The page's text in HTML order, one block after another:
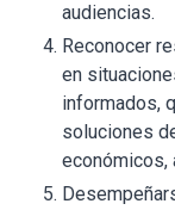
audiencias.
Reconocer
en
informados,
soluciones
económicos,